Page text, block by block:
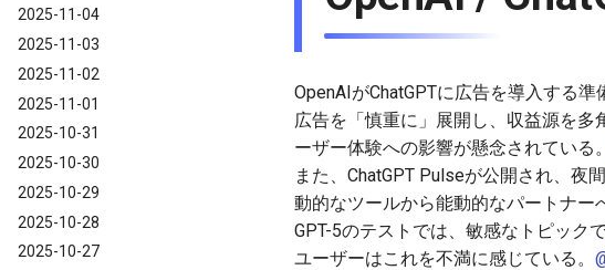
2025-11-04
2025-11-03
2025-11-02
2025-11-01
2025-10-31
2025-10-30
2025-10-29
2025-10-28
2025-10-27
OpenAIがChatGPTに広告を導入する
広告を「慎重に」展開し、収益源を
ーザー体験への影響が懸念されている。
また、ChatGPT Pulseが公開され、夜
動的なツールから能動的なパートナー
GPT-5のテストでは、敏感なトピック
ユーザーはこれを不満に感じている。